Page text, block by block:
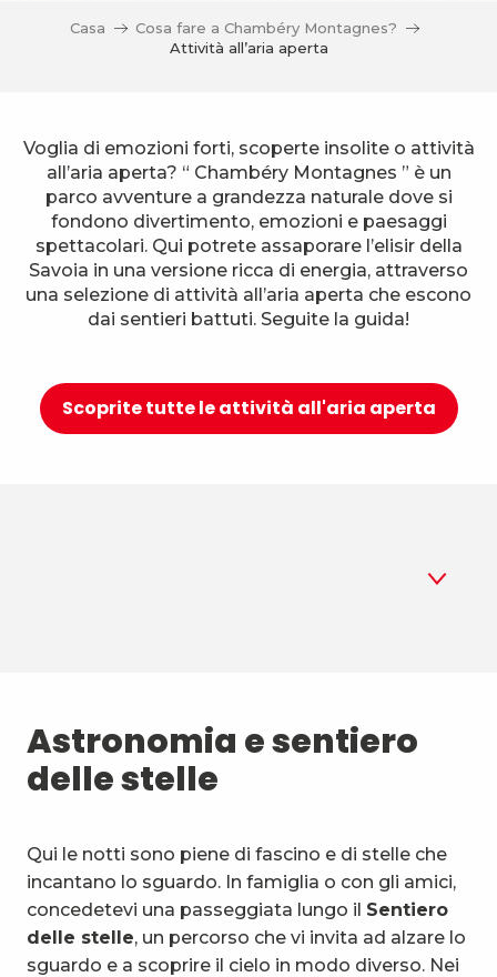
Casa
Cosa fare a Chambéry Montagnes?
Attività all’aria aperta
Voglia di emozioni forti, scoperte insolite o attività
all’aria aperta? “ Chambéry Montagnes ” è un
parco avventure a grandezza naturale dove si
fondono divertimento, emozioni e paesaggi
spettacolari. Qui potrete assaporare l’elisir della
Savoia in una versione ricca di energia, attraverso
una selezione di attività all’aria aperta che escono
dai sentieri battuti. Seguite la guida!
Scoprite tutte le attività all'aria aperta
2 Biathlon estivo
3 Sport aerei
4 Sport di montagna e natura
5 Attività e mezzi insoliti
6 Attività acquatiche
Astronomia e sentiero
delle stelle
Qui le notti sono piene di fascino e di stelle che
incantano lo sguardo. In famiglia o con gli amici,
concedetevi una passeggiata lungo il Sentiero
delle stelle, un percorso che vi invita ad alzare lo
sguardo e a scoprire il cielo in modo diverso. Nei